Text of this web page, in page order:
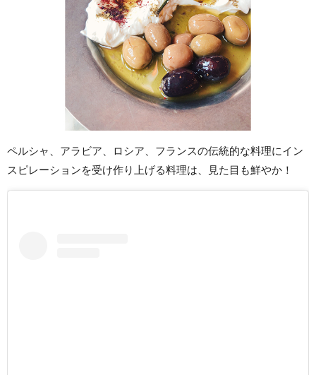
ペルシャ、アラビア、ロシア、フランスの伝統的な料理にイン
スピレーションを受け作り上げる料理は、見た目も鮮やか！